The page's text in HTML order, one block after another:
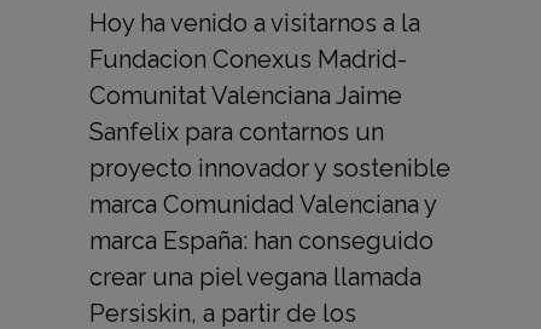
Hoy ha venido a visitarnos a la
Fundacion Conexus Madrid-
Comunitat Valenciana Jaime
Sanfelix para contarnos un
proyecto innovador y sostenible
marca Comunidad Valenciana y
marca España: han conseguido
crear una piel vegana llamada
Persiskin, a partir de los